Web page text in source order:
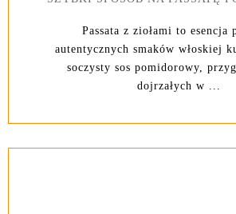
Passata z ziołami to esencja
autentycznych smaków włoskiej
soczysty sos pomidorowy,
dojrzałych w ...